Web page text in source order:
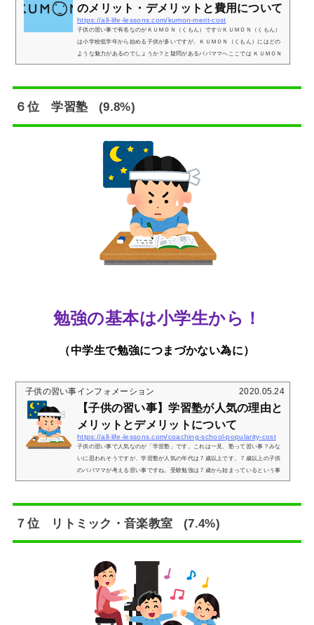
のメリット・デメリットと費用について
https://all-life-lessons.com/kumon-merit-cost
子供の習い事で有名なのがＫＵＭＯＮ（くもん）です☆ＫＵＭＯＮ（くもん）
は小学校低学年から始める子供が多いですが、ＫＵＭＯＮ（くもん）にはどの
ような魅力があるのでしょうか？と疑問があるパパママへここでは ＫＵＭＯＮ
（くもん）のメリット・デメリット、そして費用についてお伝えいたします。
人の学力に応じた教材で勉強を進めていくのがＫＵＭＯＮ（くもん）です！そ
して人気の理由の１つはパパママ自身が子供の頃にＫＵＭＯＮ（くもん）を
や...
６位 学習塾 (9.8%)
勉強の基本は小学生から！
（中学生で勉強につまづかない為に）
子供の習い事インフォメーション 2020.05.24
【子供の習い事】学習塾が人気の理由と
メリットとデメリットについて
https://all-life-lessons.com/coaching-school-popularity-cost
子供の習い事で人気なのが「学習塾」です。これは一見、塾って習い事？みな
いに思われそうですが、学習塾が人気の年代は７歳以上です。７歳以上の子供
のパパママが考える習い事ですね。受験勉強は７歳から始まっているという事
ですね。ここでは 「学習塾の人気の理由」と「その費用」についてお伝えいた
ママに人気なんです。子供自身が選ぶというより子供の将来を考えたパパママ
が選ぶ「習い事」という事になります。なぜ学習塾に通わせたいのか？ですが
理由は...
７位 リトミック・音楽教室 (7.4%)